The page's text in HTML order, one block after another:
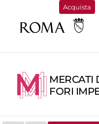
Acquista
MERCATI
FORI